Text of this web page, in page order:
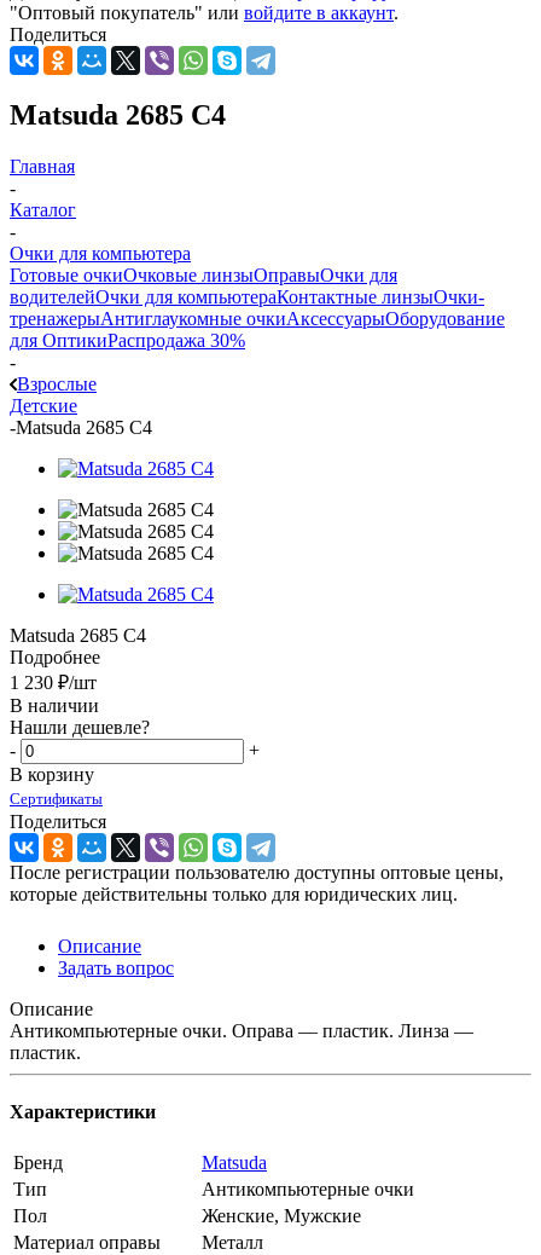
"Оптовый покупатель" или войдите в аккаунт.
Поделиться
Matsuda 2685 C4
Главная
-
Каталог
-
Очки для компьютера
Готовые очкиОчковые линзыОправыОчки для
водителейОчки для компьютераКонтактные линзыОчки-
тренажерыАнтиглаукомные очкиАксессуарыОборудование
для ОптикиРаспродажа 30%
-
Взрослые
Детские
-Matsuda 2685 C4
Matsuda 2685 C4
Подробнее
1 230 ₽/шт
В наличии
Нашли дешевле?
-
+
В корзину
Сертификаты
Поделиться
После регистрации пользователю доступны оптовые цены,
которые действительны только для юридических лиц.
Описание
Задать вопрос
Описание
Антикомпьютерные очки. Оправа — пластик. Линза —
пластик.
Характеристики
Бренд
Matsuda
Тип
Антикомпьютерные очки
Пол
Женские, Мужские
Материал оправы
Металл